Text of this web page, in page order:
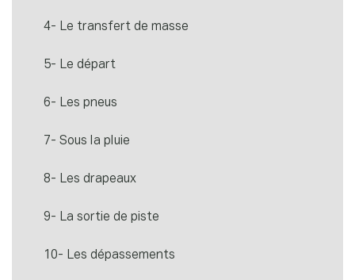
4- Le transfert de masse
5- Le départ
6- Les pneus
7- Sous la pluie
8- Les drapeaux
9- La sortie de piste
10- Les dépassements